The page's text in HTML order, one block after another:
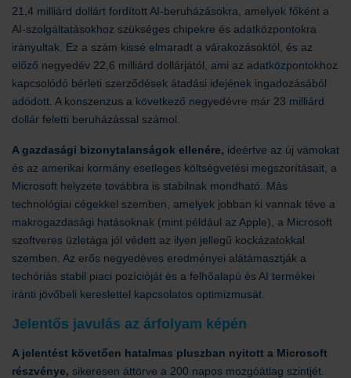
21,4 milliárd dollárt fordított AI-beruházásokra, amelyek főként a
AI-szolgáltatásokhoz szükséges chipekre és adatközpontokra
irányultak. Ez a szám kissé elmaradt a várakozásoktól, és az
előző negyedév 22,6 milliárd dollárjától, ami az adatközpontokhoz
kapcsolódó bérleti szerződések átadási idejének ingadozásából
adódott. A konszenzus a következő negyedévre már 23 milliárd
dollár feletti beruházással számol.
A gazdasági bizonytalanságok ellenére, ideértve az új vámokat
és az amerikai kormány esetleges költségvetési megszorításait, a
Microsoft helyzete továbbra is stabilnak mondható. Más
technológiai cégekkel szemben, amelyek jobban ki vannak téve a
makrogazdasági hatásoknak (mint például az Apple), a Microsoft
szoftveres üzletága jól védett az ilyen jellegű kockázatokkal
szemben. Az erős negyedéves eredményei alátámasztják a
techóriás stabil piaci pozícióját és a felhőalapú és AI termékei
iránti jövőbeli kereslettel kapcsolatos optimizmusát.
Jelentős javulás az árfolyam képén
A jelentést követően hatalmas pluszban nyitott a Microsoft
részvénye, sikeresen áttörve a 200 napos mozgóátlag szintjét.